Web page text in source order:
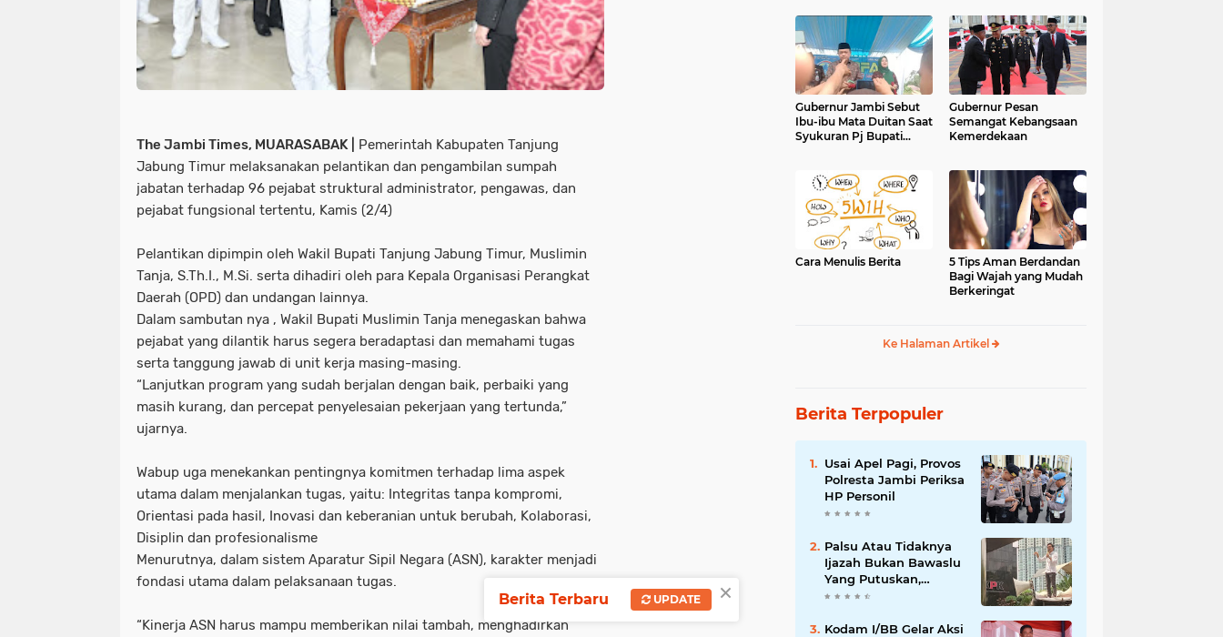
The Jambi Times, MUARASABAK |
Pemerintah Kabupaten Tanjung
Jabung Timur melaksanakan pelantikan dan pengambilan sumpah
jabatan terhadap 96 pejabat struktural administrator, pengawas, dan
pejabat fungsional tertentu, Kamis (2/4)
Pelantikan dipimpin oleh Wakil Bupati Tanjung Jabung Timur, Muslimin
Tanja, S.Th.I., M.Si. serta dihadiri oleh para Kepala Organisasi Perangkat
Daerah (OPD) dan undangan lainnya.
Dalam sambutan nya , Wakil Bupati Muslimin Tanja menegaskan bahwa
pejabat yang dilantik harus segera beradaptasi dan memahami tugas
serta tanggung jawab di unit kerja masing-masing.
“Lanjutkan program yang sudah berjalan dengan baik, perbaiki yang
masih kurang, dan percepat penyelesaian pekerjaan yang tertunda,”
ujarnya.
Wabup uga menekankan pentingnya komitmen terhadap lima aspek
utama dalam menjalankan tugas, yaitu: Integritas tanpa kompromi,
Orientasi pada hasil, Inovasi dan keberanian untuk berubah, Kolaborasi,
Disiplin dan profesionalisme
Menurutnya, dalam sistem Aparatur Sipil Negara (ASN), karakter menjadi
fondasi utama dalam pelaksanaan tugas.
“Kinerja ASN harus mampu memberikan nilai tambah, menghadirkan
Gubernur Jambi Sebut
Ibu-ibu Mata Duitan Saat
Syukuran Pj Bupati
Gubernur Pesan
Semangat Kebangsaan
Kemerdekaan
Cara Menulis Berita
5 Tips Aman Berdandan
Bagi Wajah yang Mudah
Berkeringat
Ke Halaman Artikel
Berita Terpopuler
Usai Apel Pagi, Provos
Polresta Jambi Periksa
HP Personil
Palsu Atau Tidaknya
Ijazah Bukan Bawaslu
Yang Putuskan,
Tunggu Proses Hukum
Kodam I/BB Gelar Aksi
×
Berita Terbaru UPDATE